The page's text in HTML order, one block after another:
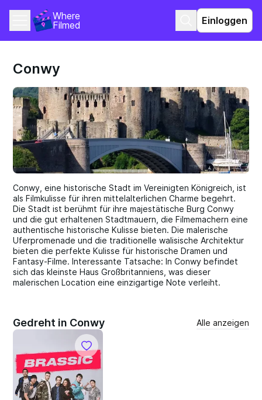
Where
Filmed
Einloggen
Conwy
Conwy, eine historische Stadt im Vereinigten Königreich, ist
als Filmkulisse für ihren mittelalterlichen Charme begehrt.
Die Stadt ist berühmt für ihre majestätische Burg Conwy
und die gut erhaltenen Stadtmauern, die Filmemachern eine
authentische historische Kulisse bieten. Die malerische
Uferpromenade und die traditionelle walisische Architektur
bieten die perfekte Kulisse für historische Dramen und
Fantasy-Filme. Interessante Tatsache: In Conwy befindet
sich das kleinste Haus Großbritanniens, was dieser
malerischen Location eine einzigartige Note verleiht.
Gedreht in Conwy Alle anzeigen